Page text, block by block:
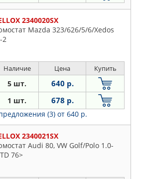
2340020SX
Mazda 323/626/5/6/Xedos
2
Наличие Цена Купить
5 шт. 640 р.
1 шт. 678 р.
(3) от 640 р.
2340021SX
Audi 80, VW Golf/Polo 1.0-
76>